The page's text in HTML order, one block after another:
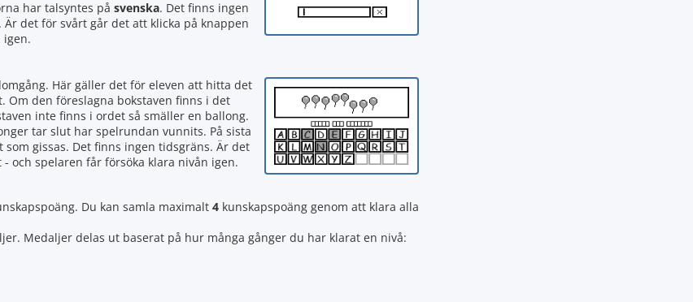
har talsyntes på svenska. Det finns ingen
det för svårt går det att klicka på knappen
igen.
Här gäller det för eleven att hitta det
den föreslagna bokstaven finns i det
inte finns i ordet så smäller en ballong.
tar slut har spelrundan vunnits. På sista
gissas. Det finns ingen tidsgräns. Är det
och spelaren får försöka klara nivån igen.
Du kan samla maximalt 4 kunskapspoäng genom att klara alla
Medaljer delas ut baserat på hur många gånger du har klarat en nivå: